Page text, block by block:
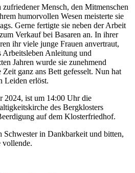
Mensch, den Mitmenschen
humorvollen Wesen meisterte sie
Gerne fertigte sie neben der Arbeit
Verkauf bei Basaren an. In ihrer
ihr viele junge Frauen anvertraut,
Arbeitsleben Anleitung und
Jahren wurde sie zunehmend
ganz ans Bett gefesselt. Nun hat
Leiden erlöst.
2024, ist um 14:00 Uhr die
des Bergklosters
auf dem Klosterfriedhof.
Schwester in Dankbarkeit und bitten,
vollende.